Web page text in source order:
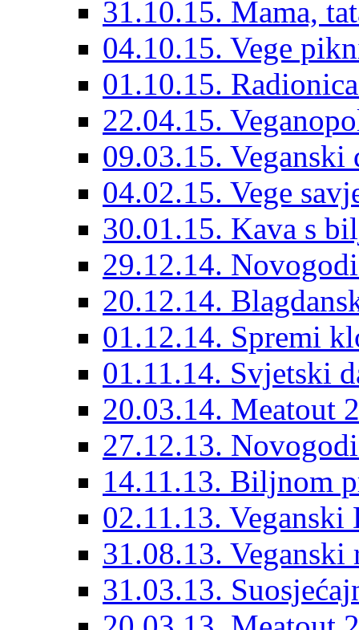
31.10.15. Mama,
04.10.15. Vege
01.10.15.
22.04.15.
09.03.15. Veganski
04.02.15. Vege
30.01.15. Kava s
29.12.14.
20.12.14.
01.12.14. Spremi
01.11.14. Svjetski
20.03.14. Meatout
27.12.13.
14.11.13. Biljnom
02.11.13.
31.08.13. Veganski
31.03.13.